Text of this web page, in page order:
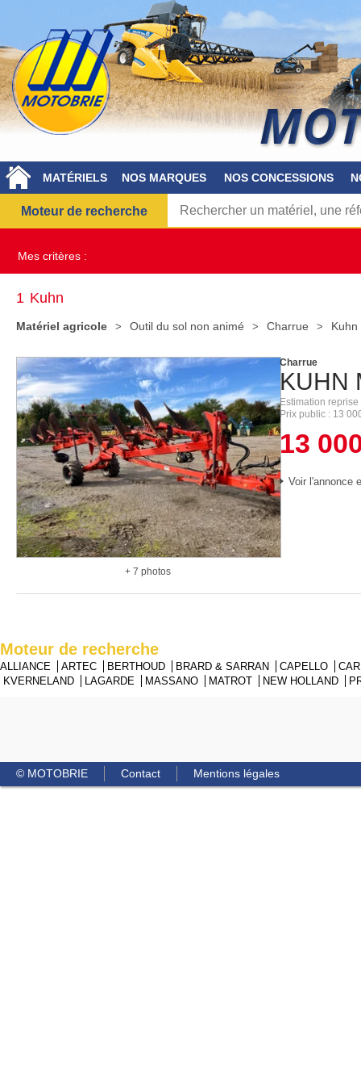
MATÉRIELS NOS MARQUES NOS CONCESSIONS
Moteur de recherche
Mes critères :
Matériel agricole Outil du sol non animé Charrue Kuhn
1 Kuhn
+ 7 photos
KUHN
Charrue
Estimation reprise
Prix public
13
13
Voir l'annonce
Moteur de recherche
ALLIANCE ARTEC BERTHOUD BRARD & SARRAN CAPELLO
KVERNELAND
LAGARDE MASSANO MATROT NEW HOLLAND
© MOTOBRIE Contact Mentions légales